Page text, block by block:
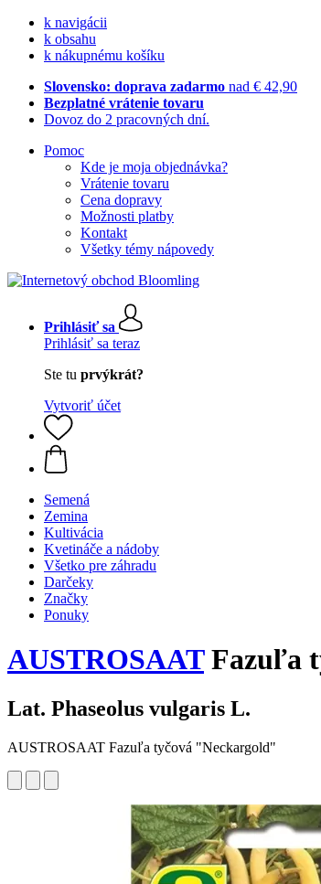
k navigácii
k obsahu
k nákupnému košíku
Slovensko: doprava zadarmo nad € 42,90
Bezplatné vrátenie tovaru
Dovoz do 2 pracovných dní.
Pomoc
Kde je moja objednávka?
Vrátenie tovaru
Cena dopravy
Možnosti platby
Kontakt
Všetky témy nápovedy
Prihlásiť sa
Prihlásiť sa teraz
Ste tu prvýkrát?
Vytvoriť účet
Semená
Zemina
Kultivácia
Kvetináče a nádoby
Všetko pre záhradu
Darčeky
Značky
Ponuky
AUSTROSAATFazuľa
Lat. Phaseolus vulgaris L.
AUSTROSAAT Fazuľa tyčová "Neckargold"